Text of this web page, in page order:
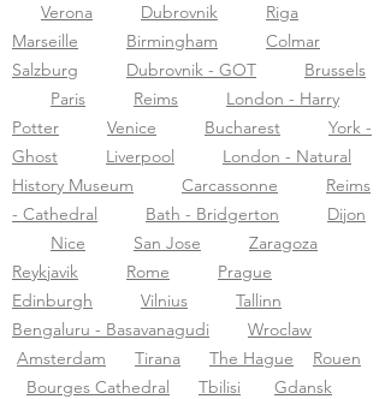
Verona
Dubrovnik
Riga
Marseille
Birmingham
Colmar
Salzburg
Dubrovnik - GOT
Brussels
Paris
Reims
London - Harry
Potter
Venice Bucharest
York -
Ghost
Liverpool
London - Natural
History Museum
Carcassonne
Reims
- Cathedral
Bath - Bridgerton
Dijon
Nice
San Jose
Zaragoza
Reykjavik
Rome
Prague
Edinburgh
Vilnius
Tallinn
Bengaluru - Basavanagudi
Wroclaw
Amsterdam
Tirana The Hague
Rouen
Bourges Cathedral
Tbilisi
Gdansk